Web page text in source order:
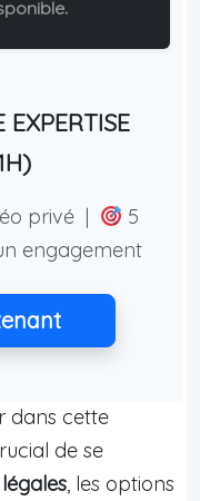
EXPERTISE
privé |
5
engagement
dans cette
de se
, les options